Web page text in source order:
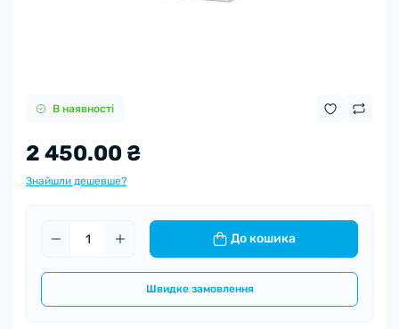
В наявності
2 450.00 ₴
Знайшли дешевше?
До кошика
Швидке замовлення